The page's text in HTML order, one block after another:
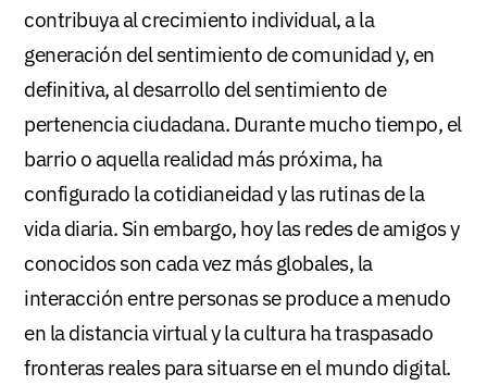
contribuya al crecimiento individual, a la
generación del sentimiento de comunidad y, en
definitiva, al desarrollo del sentimiento de
pertenencia ciudadana. Durante mucho tiempo, el
barrio o aquella realidad más próxima, ha
configurado la cotidianeidad y las rutinas de la
vida diaria. Sin embargo, hoy las redes de amigos y
conocidos son cada vez más globales, la
interacción entre personas se produce a menudo
en la distancia virtual y la cultura ha traspasado
fronteras reales para situarse en el mundo digital.